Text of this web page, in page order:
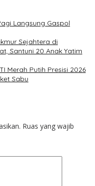
Langsung Gaspol
Sejahtera di
Santuni 20 Anak Yatim
Merah Putih Presisi 2026
Sabu
Ruas yang wajib